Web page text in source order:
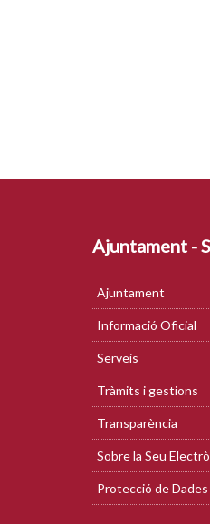
Ajuntament -
Ajuntament
Informació Oficial
Serveis
Tràmits i gestions
Transparència
Sobre la Seu
Protecció de Dades